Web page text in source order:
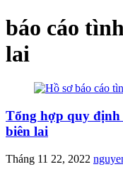
báo cáo
lai
Tổng hợp quy định
biên lai
Tháng 11 22, 2022